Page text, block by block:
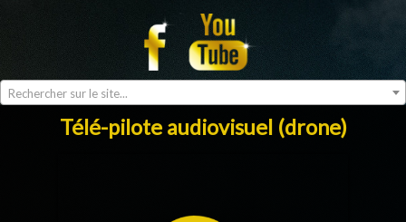
Rechercher sur le site...
Télé-pilote audiovisuel (drone)